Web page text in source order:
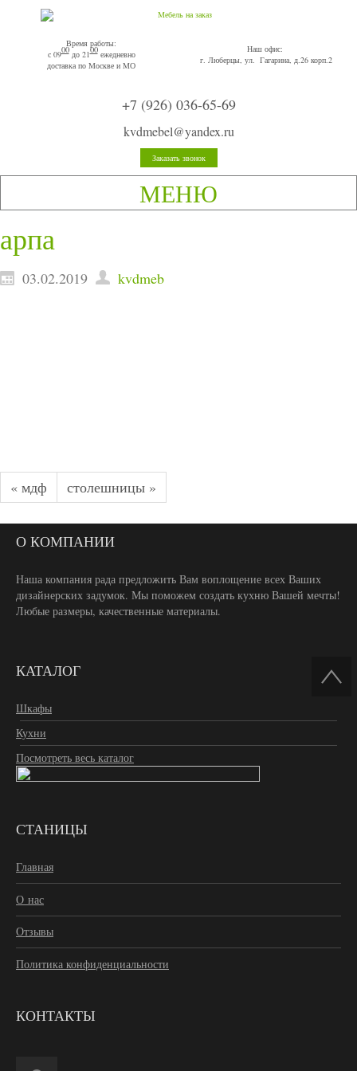
Время работы:
с 0900до 2100ежедневно
доставка по Москве и МО
Наш офис:
г. Люберцы, ул. Гагарина, д.26 корп.2
+7 (926) 036-65-69
kvdmebel@yandex.ru
Заказать звонок
МЕНЮ
арпа
03.02.2019 kvdmeb
« мдф столешницы »
О КОМПАНИИ
Наша компания рада предложить Вам воплощение всех Ваших
дизайнерских задумок. Мы поможем создать кухню Вашей мечты!
Любые размеры, качественные материалы.
КАТАЛОГ
Шкафы
Кухни
Посмотреть весь каталог
СТАНИЦЫ
Главная
О нас
Отзывы
Политика конфиденциальности
КОНТАКТЫ